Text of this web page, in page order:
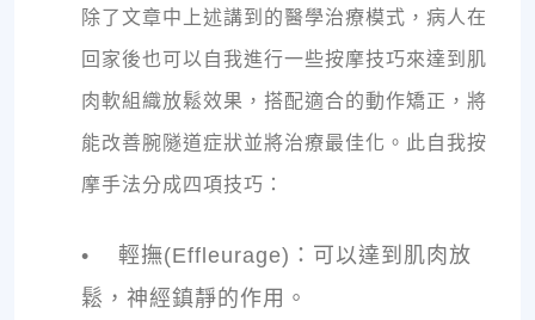
除了文章中上述講到的醫學治療模式，病人在
回家後也可以自我進行一些按摩技巧來達到肌
肉軟組織放鬆效果，搭配適合的動作矯正，將
能改善腕隧道症狀並將治療最佳化。此自我按
摩手法分成四項技巧：
• 輕撫(Effleurage)：可以達到肌肉放
鬆，神經鎮靜的作用。